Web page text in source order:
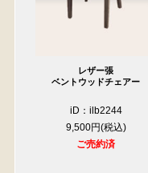
レザー張
ベントウッドチェアー
iD：ilb2244
9,500円
ご売約済